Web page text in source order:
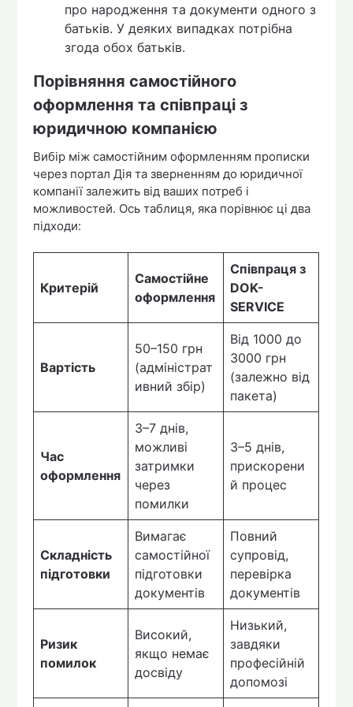
про народження та документи одного з
батьків. У деяких випадках потрібна
згода обох батьків.
Порівняння самостійного
оформлення та співпраці з
юридичною компанією
Вибір між самостійним оформленням прописки
через портал Дія та зверненням до юридичної
компанії залежить від ваших потреб і
можливостей. Ось таблиця, яка порівнює ці два
підходи:
Критерій
Самостійне
оформлення
Співпраця з
DOK-
SERVICE
Вартість
50–150 грн
(адміністрат
ивний збір)
Від 1000 до
3000 грн
(залежно від
пакета)
Час
оформлення
3–7 днів,
можливі
затримки
через
помилки
3–5 днів,
прискорени
й процес
Складність
підготовки
Вимагає
самостійної
підготовки
документів
Повний
супровід,
перевірка
документів
Ризик
помилок
Високий,
якщо немає
досвіду
Низький,
завдяки
професійній
допомозі